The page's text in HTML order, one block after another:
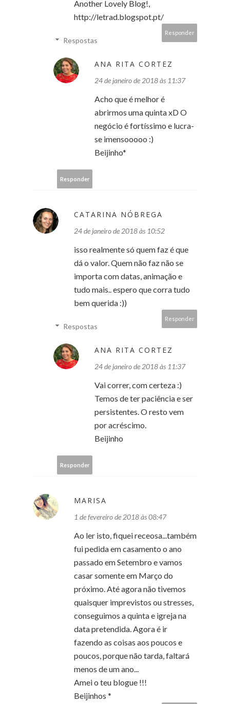
Another Lovely Blog!,
http://letrad.blogspot.pt/
Responder
Respostas
ANA RITA CORTEZ
24 de janeiro de 2018 às 11:37
Acho que é melhor é
abrirmos uma quinta xD O
negócio é fortíssimo e lucra-
se imensooooo :)
Beijinho*
Responder
CATARINA NÓBREGA
24 de janeiro de 2018 às 10:52
isso realmente só quem faz é que
dá o valor. Quem não faz não se
importa com datas, animação e
tudo mais.. espero que corra tudo
bem querida :))
Responder
Respostas
ANA RITA CORTEZ
24 de janeiro de 2018 às 11:37
Vai correr, com certeza :)
Temos de ter paciência e ser
persistentes. O resto vem
por acréscimo.
Beijinho
Responder
MARISA
1 de fevereiro de 2018 às 08:47
Ao ler isto, fiquei receosa...também
fui pedida em casamento o ano
passado em Setembro e vamos
casar somente em Março do
próximo. Até agora não tivemos
quaisquer imprevistos ou stresses,
conseguimos a quinta e igreja na
data pretendida. Agora é ir
fazendo as coisas aos poucos e
poucos, porque não tarda, faltará
menos de um ano...
Amei o teu blogue !!!
Beijinhos *